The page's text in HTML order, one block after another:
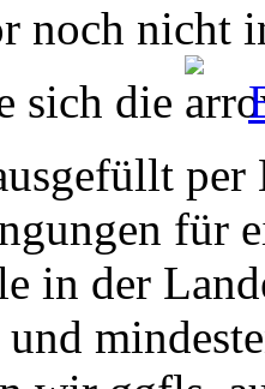
noch nicht
sich die
für
in der